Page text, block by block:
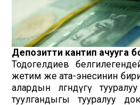
Депозитти кантип ачууга
Тодогелдиев
жетим же ата-энесинин
алардын өлгөндүгү
туулгандыгы тууралуу